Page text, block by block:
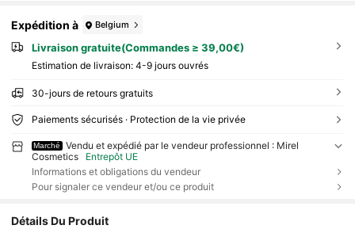
Expédition à Belgium
Livraison gratuite(Commandes ≥ 39,00€)
Estimation de livraison: 4-9 jours ouvrés
30-jours de retours gratuits
Paiements sécurisés · Protection de la vie privée
Marché
Vendu et expédié par le vendeur professionnel : Mirel
Cosmetics
Entrepôt UE
Informations et obligations du vendeur
Pour signaler ce vendeur et/ou ce produit
Détails Du Produit